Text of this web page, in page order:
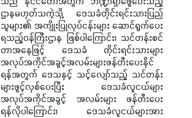
ဌာနမဟုတ်သကဲ့သို့ ဒေသခံတိုင်းရင်းသားပြည်
သူများ၏ အကျိုးပြုလုပ်ငန်းများ ဆောင်ရွက်ပေး
ရသည့်ဝန်ကြီးဌာန ဖြစ်ပါကြောင်း၊ သင်တန်းစင်
တာအနေဖြင့် ဒေသခံ တိုင်းရင်းသားများ
အလုပ်အကိုင်အခွင့်အလမ်းများဖန်တီးပေးနိုင်
ရန်အတွက် ဒေသနှင့် သင့်လျော်သည့် သင်တန်း
များဖွင့်လှစ်ပေးပြီး ဒေသခံလူငယ်များ
အလုပ်အကိုင်အခွင့် အလမ်းများ ဖန်တီးပေး
ရန်လိုပါကြောင်း၊ ဒေသခံလူငယ်များအား